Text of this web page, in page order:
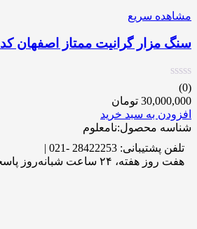
مشاهده سریع
سنگ مزار گرانیت ممتاز اصفهان کد 37
(0)
30,000,000 تومان
افزودن به سبد خرید
شناسه محصول:نامعلوم
تلفن پشتیبانی: 28422253 -021 |
هفت روز هفته، ۲۴ ساعت شبانه‌روز پاسخگوی شما هستیم.